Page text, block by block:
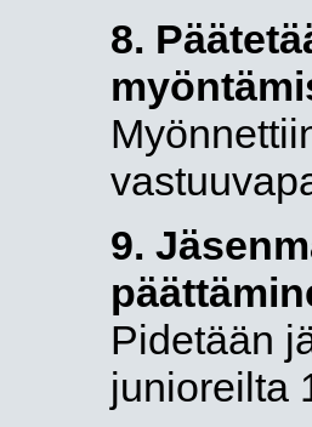
8.
9.
Pidetään
junioreilta